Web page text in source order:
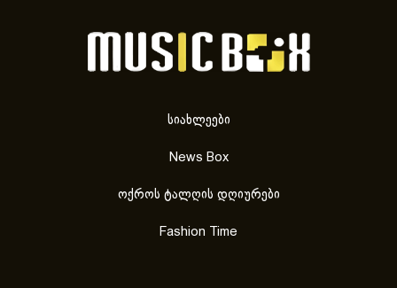
სიახლეები
News Box
ოქროს ტალღის დღიურები
Fashion Time